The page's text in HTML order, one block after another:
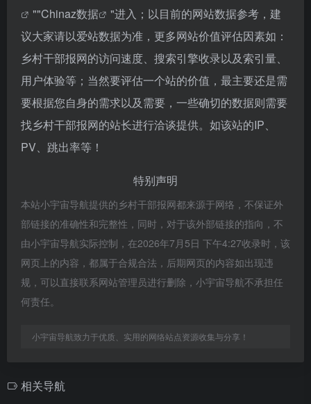
""Chinaz数据
"进入；以目前的网站数据参考，建
议大家请以爱站数据为准，更多网站价值评估因素如：
乡村干部报网的访问速度、搜索引擎收录以及索引量、
用户体验等；当然要评估一个站的价值，最主要还是需
要根据您自身的需求以及需要，一些确切的数据则需要
找乡村干部报网的站长进行洽谈提供。如该站的IP、
PV、跳出率等！
特别声明
本站小宇宙导航提供的乡村干部报网都来源于网络，不保证外
部链接的准确性和完整性，同时，对于该外部链接的指向，不
由小宇宙导航实际控制，在2026年7月5日 下午4:27收录时，该
网页上的内容，都属于合规合法，后期网页的内容如出现违
规，可以直接联系网站管理员进行删除，小宇宙导航不承担任
何责任。
小宇宙导航致力于优质、实用的网络站点资源收集与分享！
相关导航